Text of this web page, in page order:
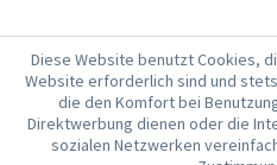
Diese Website benutzt Cookies,
Website erforderlich sind und
die den Komfort bei
Direktwerbung dienen oder die
sozialen Netzwerken